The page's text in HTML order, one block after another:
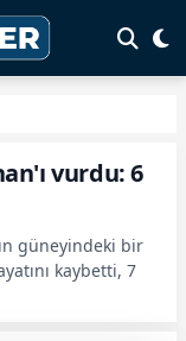
vurdu: 6
güneyindeki bir
kaybetti, 7